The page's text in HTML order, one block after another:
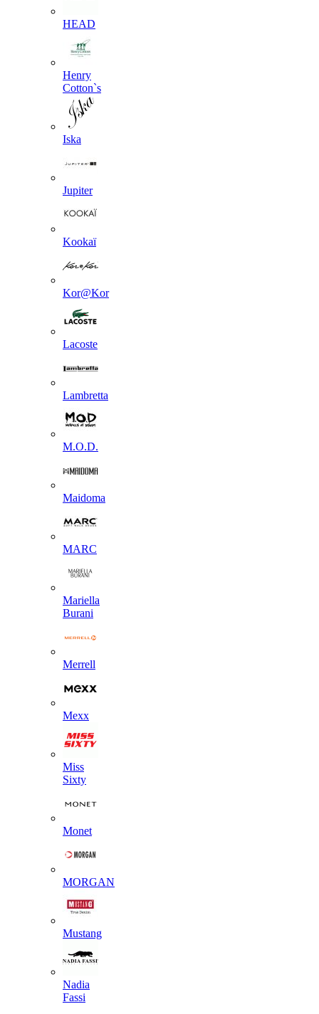
HEAD
Henry
Cotton`s
Iska
Jupiter
Kookaї
Kor@Kor
Lacoste
Lambretta
M.O.D.
Maidoma
MARC
Mariella
Burani
Merrell
Mexx
Miss
Sixty
Monet
MORGAN
Mustang
Nadia
Fassi